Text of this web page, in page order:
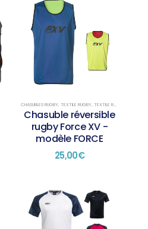
CHASUBLES RUGBY, TEXTILE RUGBY, TEXTILE RUGBY TRAINING
Chasuble réversible
rugby Force XV -
modèle FORCE
25,00€